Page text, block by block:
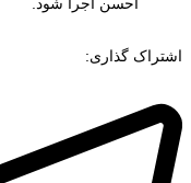
اشتراک گذاری: